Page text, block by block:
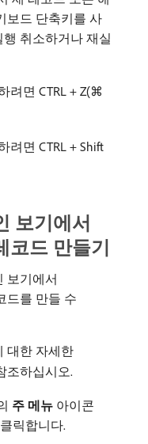
보드 단축키를 사
취소하거나 재실
려면 CTRL + Z(⌘
려면 CTRL + Shift
보기에서
코드 만들기
보기에서
드를 만들 수
대한 자세한
조하십시오.
주 메뉴 아이콘
릭합니다.